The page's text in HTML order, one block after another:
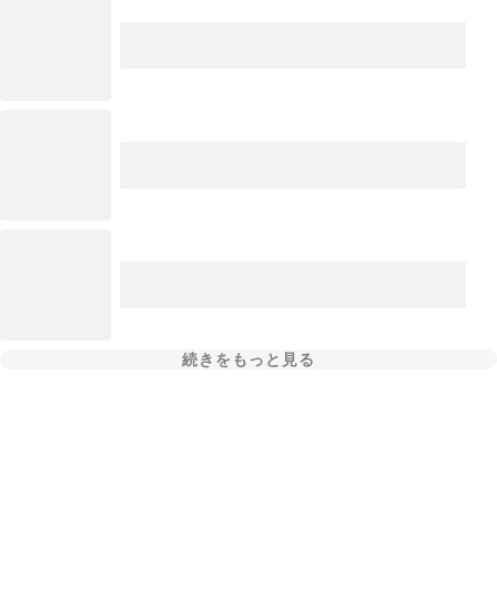
続きをもっと見る